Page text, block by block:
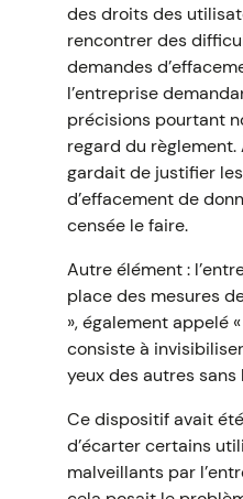
des droits des
rencontrer des
demandes
l’entreprise
précisions pourtant
regard du règlement.
gardait de justifier
d’effacement de
censée le faire.
Autre élément :
place des mesures
», également appelé
consiste à
yeux des autres sans
Ce dispositif avait
d’écarter certains
malveillants par